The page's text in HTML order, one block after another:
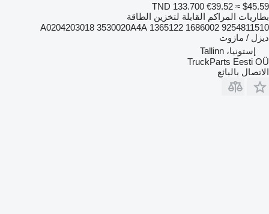
TND 133.700 €39.52 ≈ $45.59
بطاريات المراكم القابلة لتخزين الطاقة
9254811510 1686002 1365122 A0204203018 3530020A4A
ديزل / مازوت
إستونيا، Tallinn
TruckParts Eesti OÜ
الاتصال بالبائع